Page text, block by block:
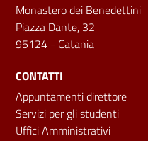
Monastero dei Benedettini
Piazza Dante, 32
95124 - Catania
CONTATTI
Appuntamenti direttore
Servizi per gli studenti
Uffici Amministrativi